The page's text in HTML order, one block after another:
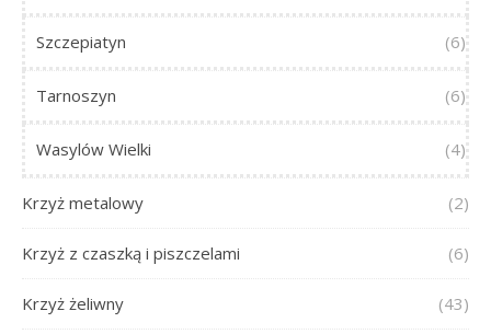
Szczepiatyn (6)
Tarnoszyn (6)
Wasylów Wielki (4)
Krzyż metalowy (2)
Krzyż z czaszką i piszczelami (6)
Krzyż żeliwny (43)